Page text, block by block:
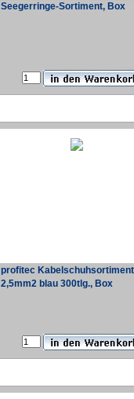
Seegerringe-Sortiment, Box
profitec
2,5mm2 blau 300tlg., Box